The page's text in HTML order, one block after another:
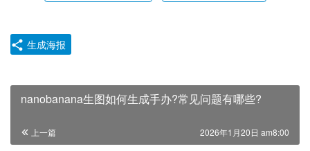
生成海报
nanobanana生图如何生成手办?常见问题有哪些?
上一篇 2026年1月20日 am8:00